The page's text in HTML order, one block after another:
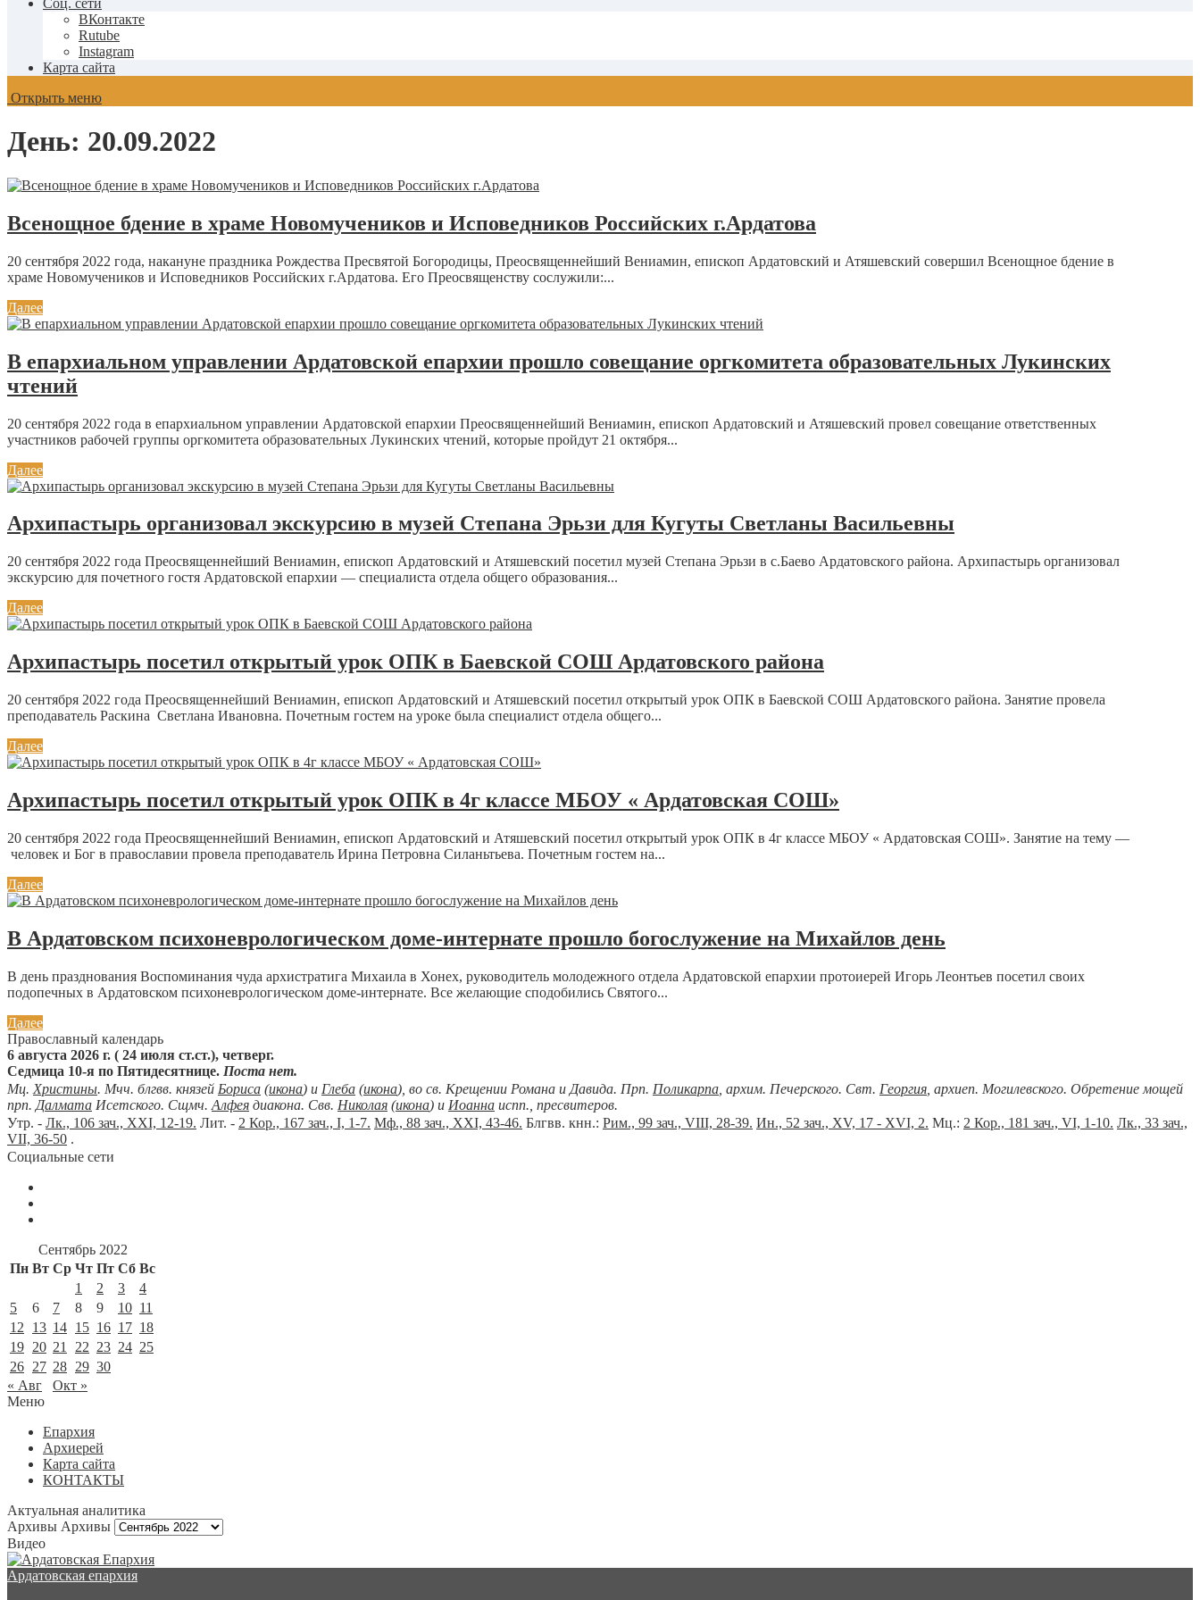
Соц. сети
ВКонтакте
Rutube
Instagram
Карта сайта
Открыть меню
День: 20.09.2022
Всенощное бдение в храме Новомучеников и Исповедников Российских г.Ардатова
20 сентября 2022 года, накануне праздника Рождества Пресвятой Богородицы, Преосвященнейший Вениамин, епископ Ардатовский и Атяшевский совершил Всенощное бдение в
храме Новомучеников и Исповедников Российских г.Ардатова. Его Преосвященству сослужили:...
Далее
В епархиальном управлении Ардатовской епархии прошло совещание оргкомитета образовательных Лукинских
чтений
20 сентября 2022 года в епархиальном управлении Ардатовской епархии Преосвященнейший Вениамин, епископ Ардатовский и Атяшевский провел совещание ответственных
участников рабочей группы оргкомитета образовательных Лукинских чтений, которые пройдут 21 октября...
Далее
Архипастырь организовал экскурсию в музей Степана Эрьзи для Кугуты Светланы Васильевны
20 сентября 2022 года Преосвященнейший Вениамин, епископ Ардатовский и Атяшевский посетил музей Степана Эрьзи в с.Баево Ардатовского района. Архипастырь организовал
экскурсию для почетного гостя Ардатовской епархии — специалиста отдела общего образования...
Далее
Архипастырь посетил открытый урок ОПК в Баевской СОШ Ардатовского района
20 сентября 2022 года Преосвященнейший Вениамин, епископ Ардатовский и Атяшевский посетил открытый урок ОПК в Баевской СОШ Ардатовского района. Занятие провела
преподаватель Раскина Светлана Ивановна. Почетным гостем на уроке была специалист отдела общего...
Далее
Архипастырь посетил открытый урок ОПК в 4г классе МБОУ « Ардатовская СОШ»
20 сентября 2022 года Преосвященнейший Вениамин, епископ Ардатовский и Атяшевский посетил открытый урок ОПК в 4г классе МБОУ « Ардатовская СОШ». Занятие на тему —
человек и Бог в православии провела преподаватель Ирина Петровна Силаньтьева. Почетным гостем на...
Далее
В Ардатовском психоневрологическом доме-интернате прошло богослужение на Михайлов день
В день празднования Воспоминания чуда архистратига Михаила в Хонех, руководитель молодежного отдела Ардатовской епархии протоиерей Игорь Леонтьев посетил своих
подопечных в Ардатовском психоневрологическом доме-интернате. Все желающие сподобились Святого...
Далее
Православный календарь
6 августа 2026 г. ( 24 июля ст.ст.), четверг.
Седмица 10-я по Пятидесятнице. Поста нет.
Мц. Христины. Мчч. блгвв. князей Бориса (икона) и Глеба (икона), во св. Крещении Романа и Давида. Прп. Поликарпа , архим. Печерского. Свт. Георгия , архиеп. Могилевского. Обретение мощей
прп. Далмата Исетского. Сщмч. Алфея диакона. Свв. Николая (икона) и Иоанна испп., пресвитеров.
Утр. - Лк., 106 зач., XXI, 12-19. Лит. - 2 Кор., 167 зач., I, 1-7. Мф., 88 зач., XXI, 43-46. Блгвв. кнн.: Рим., 99 зач., VIII, 28-39. Ин., 52 зач., XV, 17 - XVI, 2. Мц.: 2 Кор., 181 зач., VI, 1-10. Лк., 33 зач.,
VII, 36-50 .
Социальные сети
Сентябрь 2022
Пн Вт Ср Чт Пт Сб Вс
1
2 3
4
5
6 7 8 9 10 11
12
13 14 15 16 17 18
19 20 21 22 23 24 25
26 27 28 29 30
« Авг
Окт »
Меню
Епархия
Архиерей
Карта сайта
КОНТАКТЫ
Актуальная аналитика
Архивы Архивы
Видео
Ардатовская епархия